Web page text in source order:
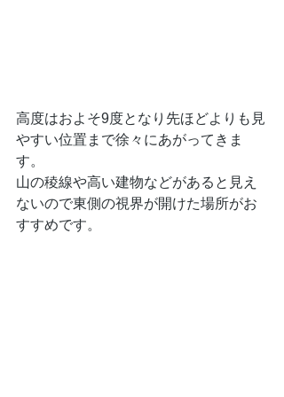
高度はおよそ9度となり先ほどよりも見
やすい位置まで徐々にあがってきま
す。
山の稜線や高い建物などがあると見え
ないので東側の視界が開けた場所がお
すすめです。